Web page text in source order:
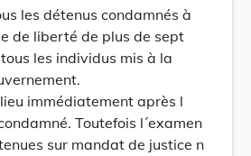
les détenus condamnés à
de liberté de plus de sept
les individus mis à la
immédiatement après l
Toutefois l´examen
sur mandat de justice n